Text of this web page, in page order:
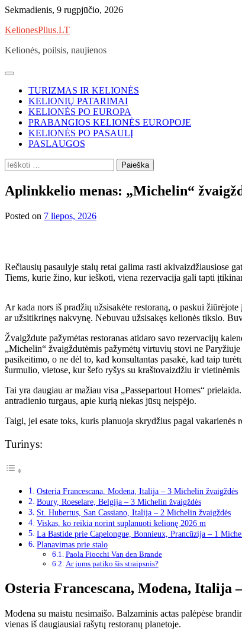
Skip
content
Sekmadienis, 9 rugpjūčio, 2026
KelionesPlius.LT
Kelionės, poilsis, naujienos
TURIZMAS IR KELIONĖS
KELIONIŲ PATARIMAI
KELIONĖS PO EUROPA
PRABANGIOS KELIONĖS EUROPOJE
KELIONĖS PO PASAULĮ
PASLAUGOS
Ieškoti:
Aplinkkelio menas: „Michelin“
Posted on 7 liepos, 2026
Rečiausių pasaulyje stalų retai galima rasti akivaizdžiausiose
Tiems, kurie žino, kur ieškoti, viena rezervacija gali tapti
Ar kada nors iš pradžių užsisakėte restoraną, o paskui
ar užsitikrinęs nakvynę. Nebuvau užsisakęs kelionės tikslo.
Žvaigždute pažymėtas restoranas atidaro savo rezervacijų
„Michelin“ žvaigždutėmis pažymėtų virtuvių stovi ne
pasikeitimo, o ne dėl to, kad konsultantas pasakė, kad taip
šurmulio, vietose, kur šefo ryšys su kraštovaizdžiu ir
Tai yra daugiau ar mažiau visa „Passepartout Homes“
antradienio turgaus, apie kurią niekas jūsų neįspėjo.
Taigi, jei esate toks, kuris planuoja skrydžius pagal vakarienės
Turinys:
Osteria Francescana, Modena, Italija – 3 Michelin žvaigždės
Boury, Roeselare, Belgija – 3 Michelin žvaigždės
St. Hubertus, San Cassiano, Italija – 2 Michelin žvaigždės
Viskas, ko reikia norint suplanuoti kelionę 2026 m
La Bastide prie Capelongue, Bonnieux, Prancūzija – 1
Planavimas prie stalo
Paola Fiocchi Van den Brande
Ar jums patiko šis straipsnis?
Osteria Francescana, Modena, Italija
Modena su maistu nesimaišo. Balzaminis actas palėpėse
vienas iš daugiausiai rašytų restoranų planetoje.